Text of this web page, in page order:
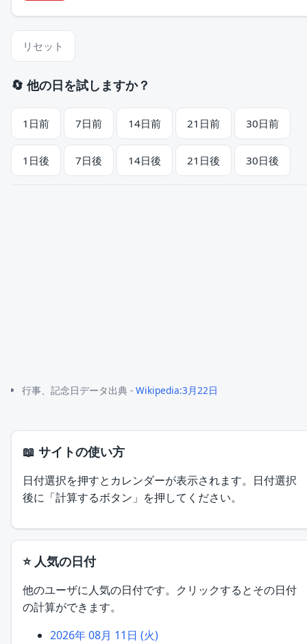
リセット
🔄 他の日を試しますか？
1日前 7日前 14日前 21日前 30日前
1日後 7日後 14日後 21日後 30日後
行事、記念日データ出典 -Wikipedia:3月22日
📖 サイトの使い方
日付選択を押すとカレンダーが表示されます。日付選択
後に「計算するボタン」を押してください。
⭐ 人気の日付
他のユーザに人気の日付です。クリックするとその日付
の計算ができます。
2026年 08月 11日 (火)